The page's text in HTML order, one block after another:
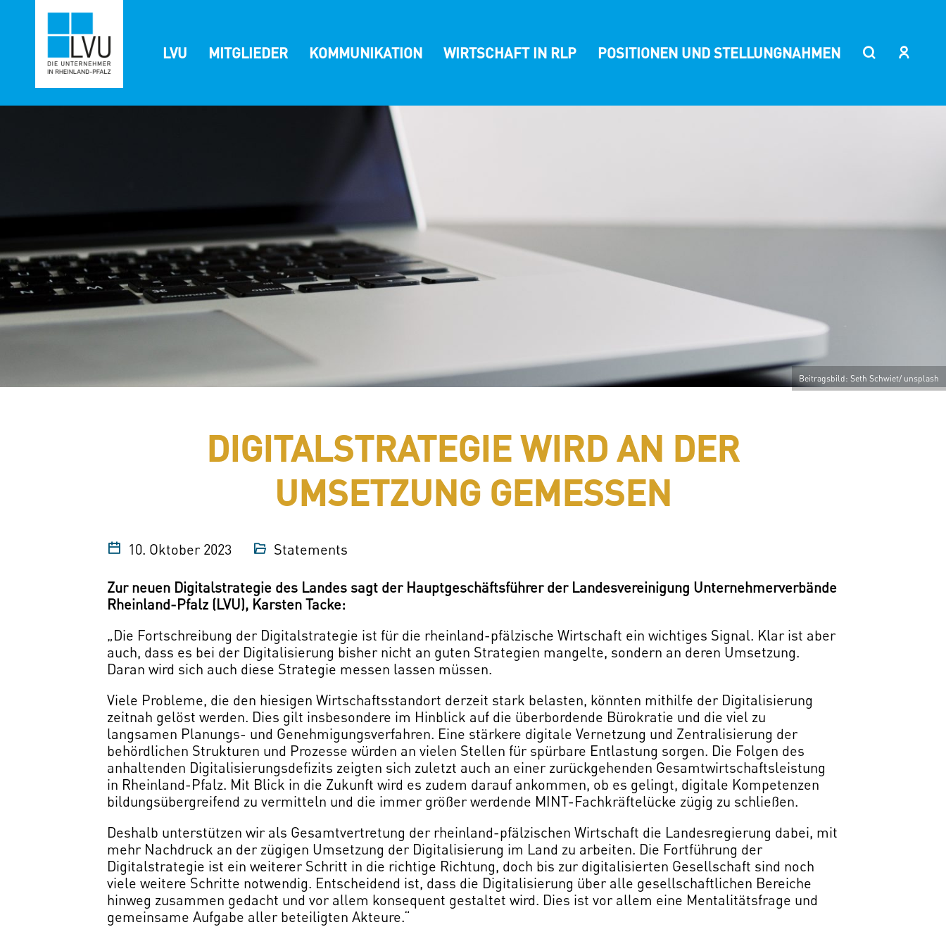
springen
LVU MITGLIEDER KOMMUNIKATION WIRTSCHAFT IN RLP POSITIONEN UND STELLUNGNAHMEN
Beitragsbild: Seth Schwiet/ unsplash
DIGITALSTRATEGIE WIRD AN DER
UMSETZUNG GEMESSEN
10. Oktober 2023 Statements
Zur neuen Digitalstrategie des Landes sagt der Hauptgeschäftsführer der Landesvereinigung Unternehmerverbände
Rheinland-Pfalz (LVU), Karsten Tacke:
„Die Fortschreibung der Digitalstrategie ist für die rheinland-pfälzische Wirtschaft ein wichtiges Signal. Klar ist aber
auch, dass es bei der Digitalisierung bisher nicht an guten Strategien mangelte, sondern an deren Umsetzung.
Daran wird sich auch diese Strategie messen lassen müssen.
Viele Probleme, die den hiesigen Wirtschaftsstandort derzeit stark belasten, könnten mithilfe der Digitalisierung
zeitnah gelöst werden. Dies gilt insbesondere im Hinblick auf die überbordende Bürokratie und die viel zu
langsamen Planungs- und Genehmigungsverfahren. Eine stärkere digitale Vernetzung und Zentralisierung der
behördlichen Strukturen und Prozesse würden an vielen Stellen für spürbare Entlastung sorgen. Die Folgen des
anhaltenden Digitalisierungsdefizits zeigten sich zuletzt auch an einer zurückgehenden Gesamtwirtschaftsleistung
in Rheinland-Pfalz. Mit Blick in die Zukunft wird es zudem darauf ankommen, ob es gelingt, digitale Kompetenzen
bildungsübergreifend zu vermitteln und die immer größer werdende MINT-Fachkräftelücke zügig zu schließen.
Deshalb unterstützen wir als Gesamtvertretung der rheinland-pfälzischen Wirtschaft die Landesregierung dabei, mit
mehr Nachdruck an der zügigen Umsetzung der Digitalisierung im Land zu arbeiten. Die Fortführung der
Digitalstrategie ist ein weiterer Schritt in die richtige Richtung, doch bis zur digitalisierten Gesellschaft sind noch
viele weitere Schritte notwendig. Entscheidend ist, dass die Digitalisierung über alle gesellschaftlichen Bereiche
hinweg zusammen gedacht und vor allem konsequent gestaltet wird. Dies ist vor allem eine Mentalitätsfrage und
gemeinsame Aufgabe aller beteiligten Akteure.“